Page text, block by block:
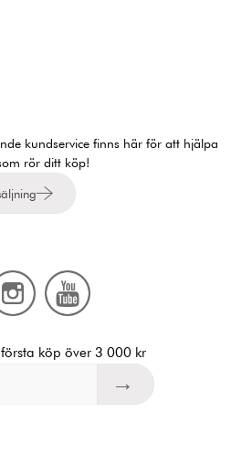
kundservice finns här för att hjälpa
rör ditt köp!
köp över 3 000 kr